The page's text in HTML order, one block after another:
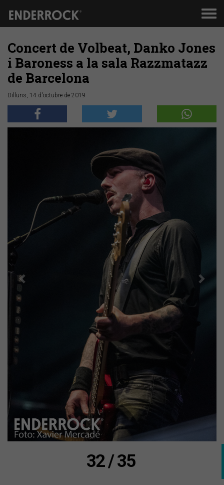
Concert de Volbeat, Danko Jones
i Baroness a la sala Razzmatazz
de Barcelona
Dilluns, 14 d'octubre de 2019
Anterior
32 / 35